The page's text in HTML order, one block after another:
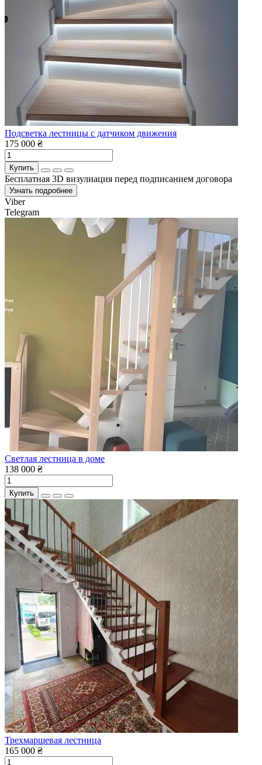
Подсветка лестницы с датчиком движения
175 000 ₴
Купить
Бесплатная 3D визулиация перед подписанием договора
Узнать подробнее
Viber
Telegram
Светлая лестница в доме
138 000 ₴
Купить
Трехмаршевая лестница
165 000 ₴